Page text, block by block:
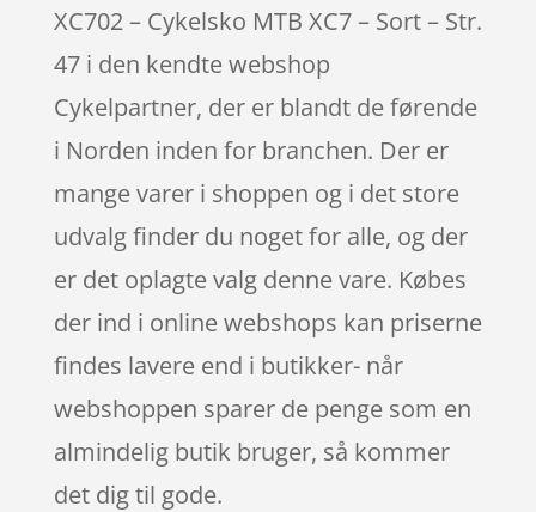
XC702 – Cykelsko MTB XC7 – Sort – Str.
47 i den kendte webshop
Cykelpartner, der er blandt de førende
i Norden inden for branchen. Der er
mange varer i shoppen og i det store
udvalg finder du noget for alle, og der
er det oplagte valg denne vare. Købes
der ind i online webshops kan priserne
findes lavere end i butikker- når
webshoppen sparer de penge som en
almindelig butik bruger, så kommer
det dig til gode.